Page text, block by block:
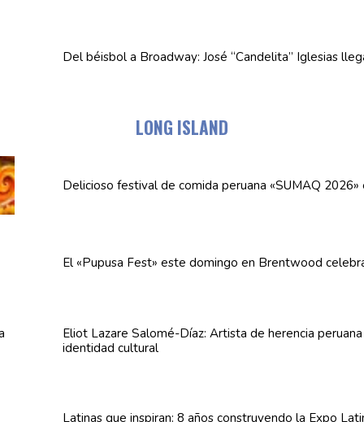
Del béisbol a Broadway: José “Candelita” Iglesias
LONG ISLAND
Delicioso festival de comida peruana «SUMAQ
El «Pupusa Fest» este domingo en Brentwood
Eliot Lazare Salomé-Díaz: Artista de herencia
identidad cultural
Latinas que inspiran: 8 años construyendo la Expo